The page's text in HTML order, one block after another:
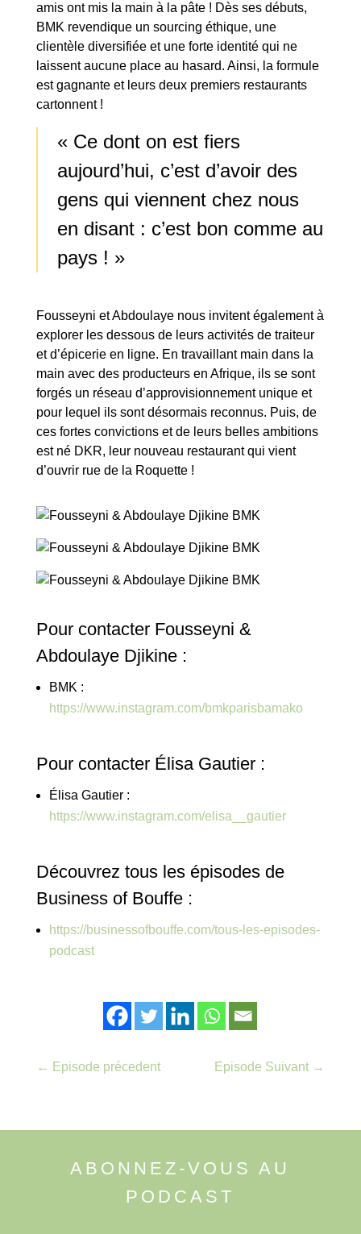
amis ont mis la main à la pâte ! Dès ses débuts,
BMK revendique un sourcing éthique, une
clientèle diversifiée et une forte identité qui ne
laissent aucune place au hasard. Ainsi, la formule
est gagnante et leurs deux premiers restaurants
cartonnent !
« Ce dont on est fiers
aujourd’hui, c’est d’avoir des
gens qui viennent chez nous
en disant : c’est bon comme au
pays ! »
Fousseyni et Abdoulaye nous invitent également à
explorer les dessous de leurs activités de traiteur
et d’épicerie en ligne. En travaillant main dans la
main avec des producteurs en Afrique, ils se sont
forgés un réseau d’approvisionnement unique et
pour lequel ils sont désormais reconnus. Puis, de
ces fortes convictions et de leurs belles ambitions
est né DKR, leur nouveau restaurant qui vient
d’ouvrir rue de la Roquette !
Pour contacter Fousseyni &
Abdoulaye Djikine :
BMK :
https://www.instagram.com/bmkparisbamako
Pour contacter Élisa Gautier :
Élisa Gautier :
https://www.instagram.com/elisa__gautier
Découvrez tous les épisodes de
Business of Bouffe :
https://businessofbouffe.com/tous-les-episodes-
podcast
← Episode précedent Episode Suivant →
ABONNEZ-VOUS AU
PODCAST